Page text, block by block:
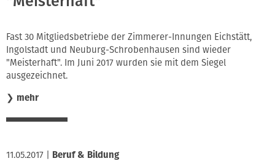
Fast 30 Mitgliedsbetriebe der Zimmerer-Innungen Eichstätt,
Ingolstadt und Neuburg-Schrobenhausen sind wieder
"Meisterhaft". Im Juni 2017 wurden sie mit dem Siegel
ausgezeichnet.
❯ mehr
11.05.2017 Beruf & Bildung